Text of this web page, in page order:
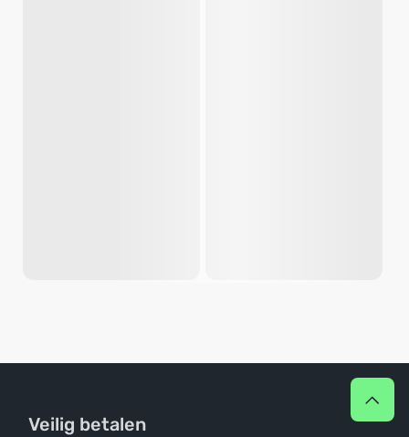
Veilig betalen